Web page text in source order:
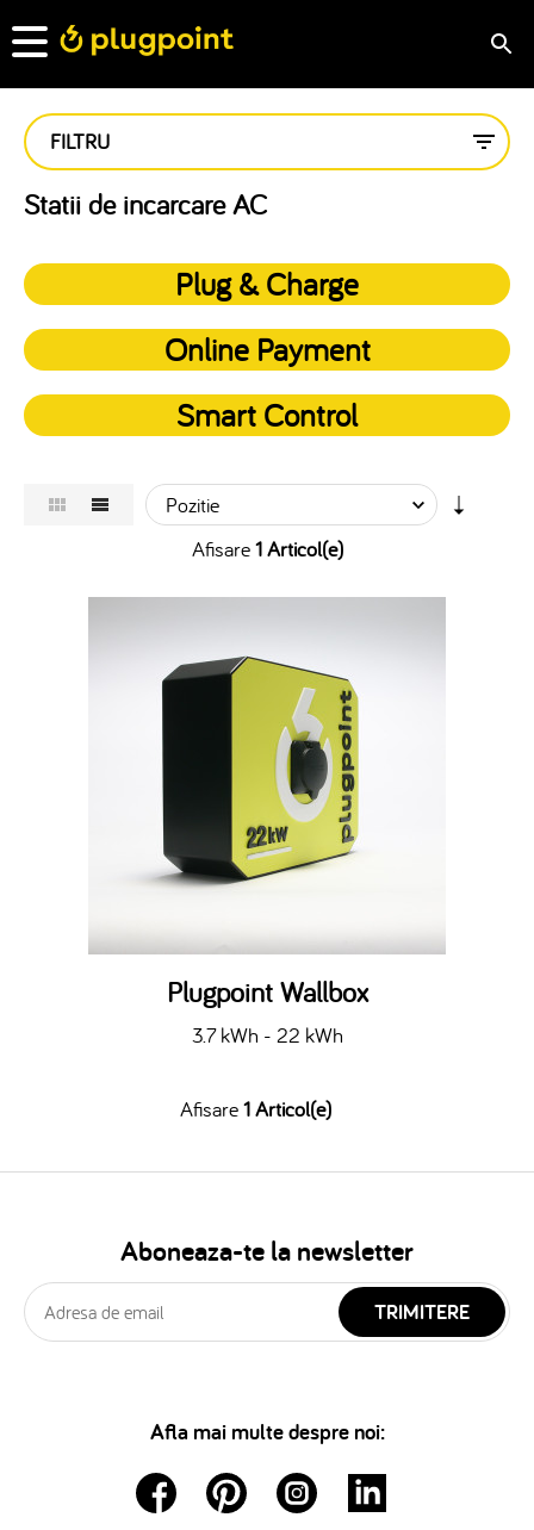
FILTRU
Statii de incarcare AC
Plug & Charge
Online Payment
Smart Control
Afisare1 Articol(e)
Plugpoint Wallbox
3.7 kWh - 22 kWh
Afisare1 Articol(e)
Aboneaza-te la newsletter
TRIMITERE
Afla mai multe despre noi: